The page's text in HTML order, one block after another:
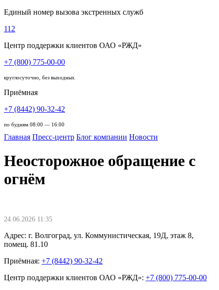
Единый номер вызова экстренных служб
112
Центр поддержки клиентов ОАО «РЖД»
+7 (800) 775-00-00
круглосуточно, без выходных
Приёмная
+7 (8442) 90-32-42
по будням 08:00 — 16:00
Главная Пресс-центр Блог компании Новости
Неосторожное обращение с
огнём
24.06.2026 11:35
Адрес: г. Волгоград, ул. Коммунистическая, 19Д, этаж 8,
помещ. 81.10
Приёмная: +7 (8442) 90-32-42
Центр поддержки клиентов ОАО «РЖД»: +7 (800) 775-00-00